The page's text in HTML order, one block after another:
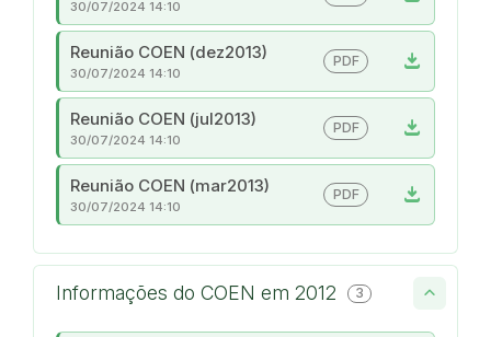
30/07/2024 14:10
Reunião COEN (dez2013) download
PDF
30/07/2024 14:10
Reunião COEN (jul2013) download
PDF
30/07/2024 14:10
Reunião COEN (mar2013) download
PDF
30/07/2024 14:10
Informações do COEN em 2012 3